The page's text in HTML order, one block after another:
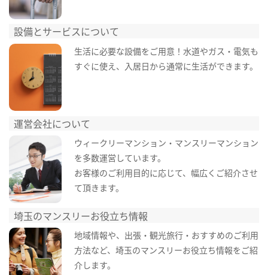
設備とサービスについて
生活に必要な設備をご用意！水道やガス・電気も
すぐに使え、入居日から通常に生活ができます。
運営会社について
ウィークリーマンション・マンスリーマンション
を多数運営しています。
お客様のご利用目的に応じて、幅広くご紹介させ
て頂きます。
埼玉のマンスリーお役立ち情報
地域情報や、出張・観光旅行・おすすめのご利用
方法など、埼玉のマンスリーお役立ち情報をご紹
介します。